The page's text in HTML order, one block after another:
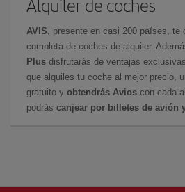
Alquiler de coches
AVIS, presente en casi 200 países, te
completa de coches de alquiler.
Plus disfrutarás de ventajas
que alquiles tu coche al mejor precio,
gratuito y obtendrás Avios con cada
podrás canjear por billetes de avión